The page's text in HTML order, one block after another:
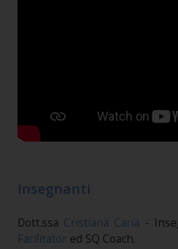
Insegnanti
Dott.ssa Cristiana Caria -
Facilitator ed SQ Coach.